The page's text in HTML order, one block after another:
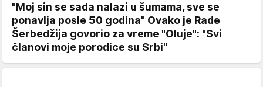
"Moj sin se sada nalazi u šumama, sve se
ponavlja posle 50 godina" Ovako je Rade
Šerbedžija govorio za vreme "Oluje": "Svi
članovi moje porodice su Srbi"